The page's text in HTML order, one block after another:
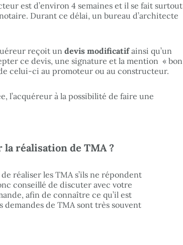
est d’environ 4 semaines et il se fait surtout
Durant ce délai, un bureau d’architecte
reçoit un devis modificatifainsi qu’un
ce devis, une signature et la mention « bon
celui-ci au promoteur ou au constructeur.
l’acquéreur à la possibilité de faire une
réalisation de TMA ?
réaliser les TMA s’ils ne répondent
conseillé de discuter avec votre
afin de connaître ce qu’il est
demandes de TMA sont très souvent